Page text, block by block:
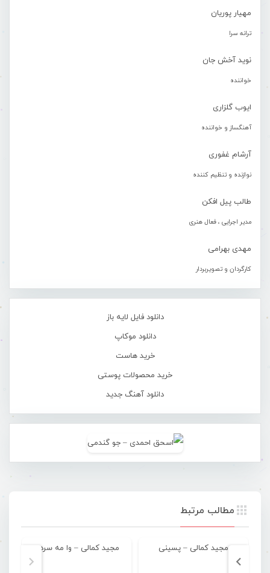
مهیار پوریان
ترانه سرا
نوید آخش جان
خواننده
ایوب گلزاری
آهنگساز و خواننده
آرشام غفوری
نوازنده و تنظیم کننده
طالب پیل افکن
مدیر اجرایی ، فعال هنری
مهدی بهرامی
کارگردان و تصویربردار
دانلود فایل لایه باز
دانلود موکاپ
خرید هاست
خرید محصولات پوستی
دانلود آهنگ جدید
مطالب مرتبط
مجید کمالی – پسینی مجید کمالی – وا مه سردی